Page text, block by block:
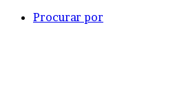
Procurar por